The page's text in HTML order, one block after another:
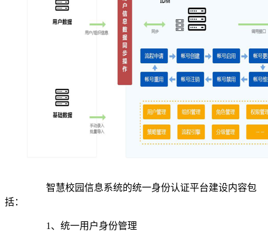
智慧校园信息系统的统一身份认证平台建设内容包
括：
1 、统一用户身份管理